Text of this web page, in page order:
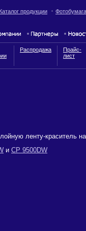
Каталог продукции Фотобумага
Распродажа
Прайс-
лист
ленту-краситель
и CP 9500DW